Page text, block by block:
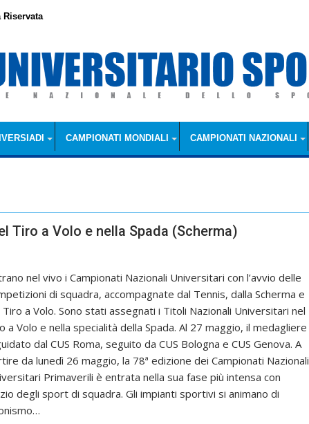
CAMPIONATI MONDIALI CAMPIONATI NAZIONALI
Riservata
Tiro a Volo e nella Spada (Scherma)
nel vivo i Campionati Nazionali Universitari con l’avvio delle
di squadra, accompagnate dal Tennis, dalla Scherma e
Tiro a Volo. Sono stati assegnati i Titoli Nazionali Universitari nel
a Volo e nella specialità della Spada. Al 27 maggio, il medagliere
dal CUS Roma, seguito da CUS Bologna e CUS Genova. A
da lunedì 26 maggio, la 78ª edizione dei Campionati Nazionali
Primaverili è entrata nella sua fase più intensa con
degli sport di squadra. Gli impianti sportivi si animano di